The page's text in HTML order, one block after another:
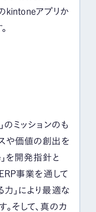
kintoneアプリか
のミッションのも
や価値の創出を
を開発指針と
事業を通して
力」により最適な
そして、真のカ